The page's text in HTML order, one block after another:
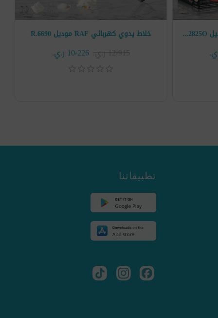
خلاط يدوي كهربائي RAF موديل R.6690
12٬915 ر.ي.‏ 10٬226 ر.ي.‏
عصارة لاسلكية محمولة RAF موديل R.2825O
تطبيقاتنا